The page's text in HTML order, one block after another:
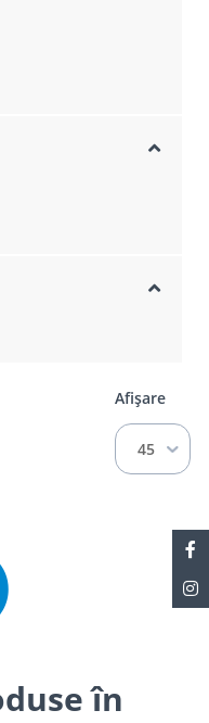
Afișare
45
în